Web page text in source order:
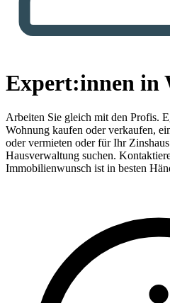
Expert:innen in
Arbeiten Sie gleich mit den Profis.
Wohnung kaufen oder verkaufen,
oder vermieten oder für Ihr
Hausverwaltung suchen.
Immobilienwunsch ist in besten